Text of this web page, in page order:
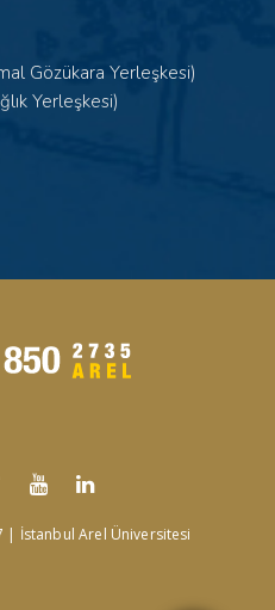
Gözükara Yerleşkesi)
Yerleşkesi)
| İstanbul Arel Üniversitesi